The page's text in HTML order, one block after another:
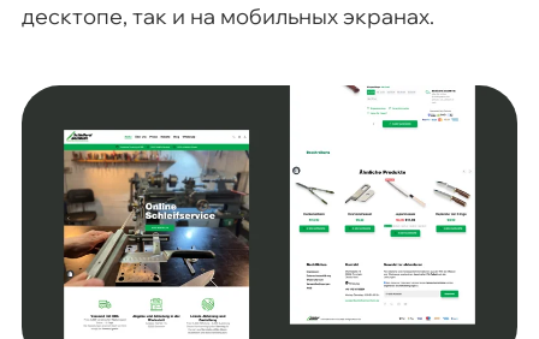
десктопе, так и на мобильных экранах.